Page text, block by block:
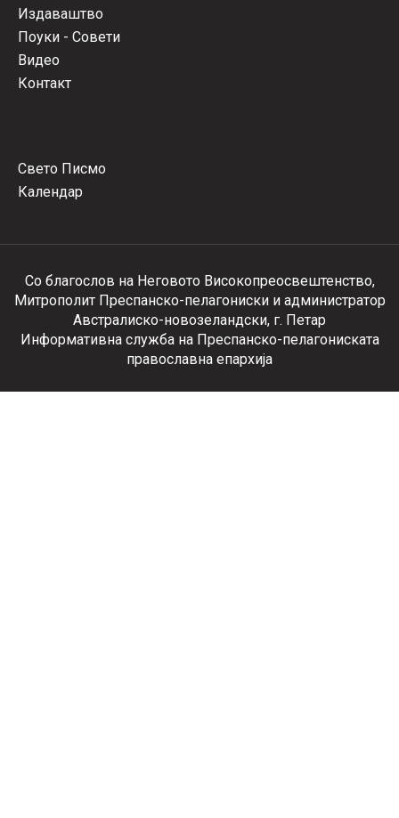
Издаваштво
Поуки - Совети
Видео
Контакт
Свето Писмо
Календар
Со благослов на Неговото Високопреосвештенство,
Митрополит Преспанско-пелагониски и администратор
Австралиско-новозеландски, г. Петар
Информативна служба на Преспанско-пелагониската
православна епархија